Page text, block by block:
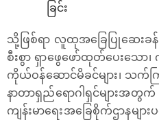
ခြင်း
သို့ဖြစ်ရာ လူထုအခြေပြုဆေးခန်း
စီးစွာ ရှာဖွေဖော်ထုတ်ပေးသော၊
ကိုယ်ဝန်ဆောင်မိခင်များ၊ သက်က
နာတာရှည်ရောဂါရှင်များအတွ
ကျန်းမာရေးအခြေစိုက်ဌာနမျာ